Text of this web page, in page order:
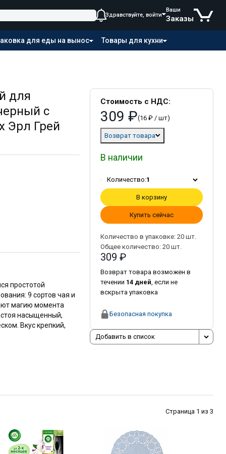
Здравствуйте, войти
Ваши
Заказы
для еды на вынос Товары для кухни
для
с
Эрл Грей
простотой
9 сортов чая и
магию момента
насыщенный,
Вкус крепкий,
Стоимость с НДС:
309 ₽(16 ₽ / шт)
Возврат товара
В наличии
Количество:1
В корзину
Купить сейчас
Количество в упаковке: 20 шт.
Общее количество: 20 шт.
309 ₽
Возврат товара возможен в
течении 14 дней, если не
вскрыта упаковка
Безопасная покупка
Добавить в список
Страница 1 из 3